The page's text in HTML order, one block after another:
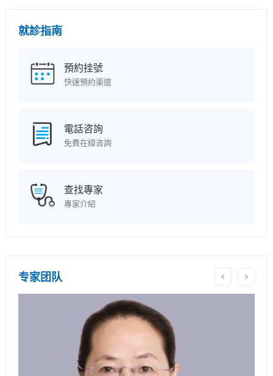
就診指南
預約挂號
快速預約渠道
電話咨詢
免費在線咨詢
查找專家
專家介紹
专家团队